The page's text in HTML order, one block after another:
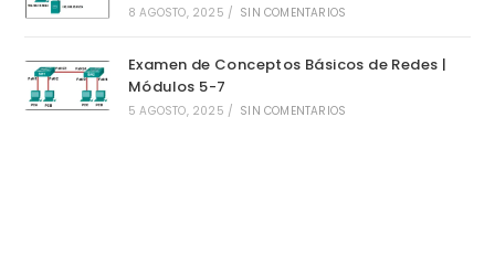
8 AGOSTO, 2025 / SIN COMENTARIOS
Examen de Conceptos Básicos de Redes |
Módulos 5-7
5 AGOSTO, 2025 / SIN COMENTARIOS